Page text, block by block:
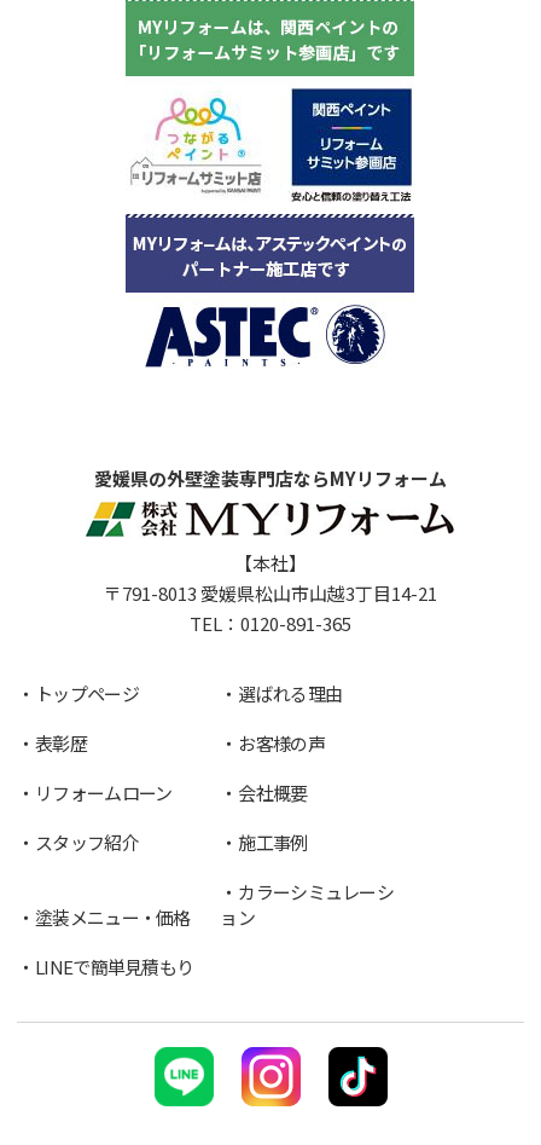
愛媛県の外壁塗装専門店ならMYリフォーム
【本社】
〒791-8013 愛媛県松山市山越3丁目14-21
TEL： 0120-891-365
トップページ
選ばれる理由
表彰歴
お客様の声
リフォームローン
会社概要
スタッフ紹介
施工事例
塗装メニュー・価格
カラーシミュレーシ
ョン
LINEで簡単見積もり